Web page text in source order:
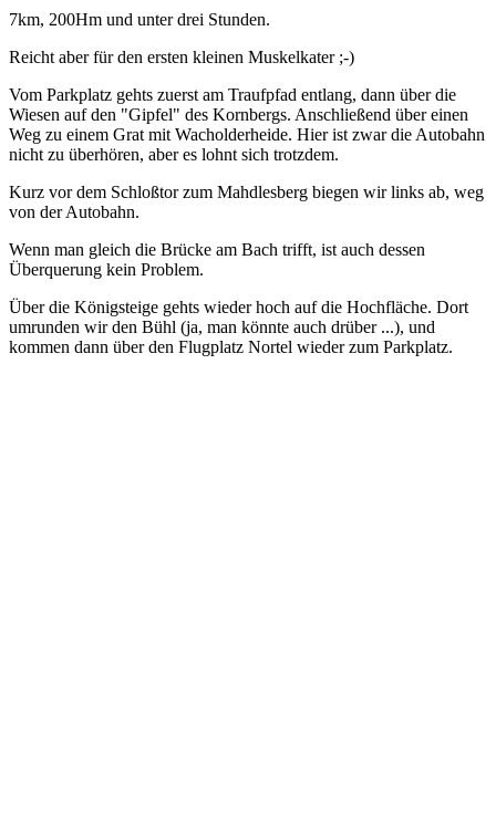
7km, 200Hm und unter drei Stunden.
Reicht aber für den ersten kleinen Muskelkater ;-)
Vom Parkplatz gehts zuerst am Traufpfad entlang, dann über die
Wiesen auf den "Gipfel" des Kornbergs. Anschließend über einen
Weg zu einem Grat mit Wacholderheide. Hier ist zwar die Autobahn
nicht zu überhören, aber es lohnt sich trotzdem.
Kurz vor dem Schloßtor zum Mahdlesberg biegen wir links ab, weg
von der Autobahn.
Wenn man gleich die Brücke am Bach trifft, ist auch dessen
Überquerung kein Problem.
Über die Königsteige gehts wieder hoch auf die Hochfläche. Dort
umrunden wir den Bühl (ja, man könnte auch drüber ...), und
kommen dann über den Flugplatz Nortel wieder zum Parkplatz.